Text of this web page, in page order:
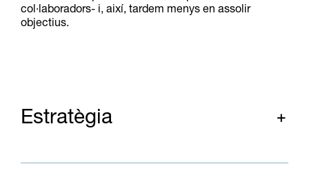
col·laboradors- i, així, tardem menys en assolir
objectius.
Estratègia